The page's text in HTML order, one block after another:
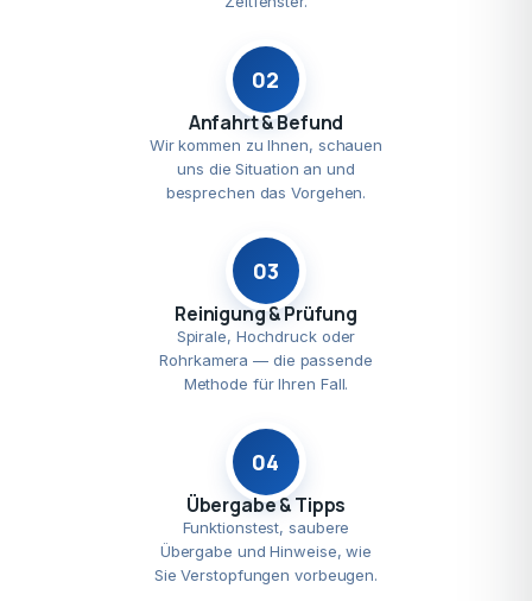
02
Anfahrt & Befund
Wir kommen zu Ihnen, schauen
uns die Situation an und
besprechen das Vorgehen.
03
Reinigung & Prüfung
Spirale, Hochdruck oder
Rohrkamera — die passende
Methode für Ihren Fall.
04
Übergabe & Tipps
Funktionstest, saubere
Übergabe und Hinweise, wie
Sie Verstopfungen vorbeugen.